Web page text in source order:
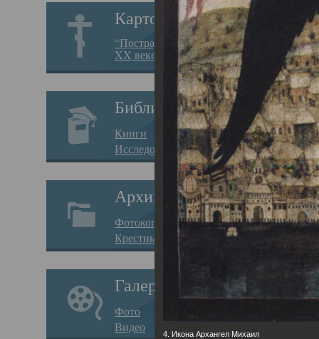
Картотека
“Пострадавшие за веру в
XX веке на Севере”
Библиотека
Книги
Исследования
Архив
Фотокопии дел
Крестные ходы
Галерея
Фото
Видео
4. Икона Архангел Михаил